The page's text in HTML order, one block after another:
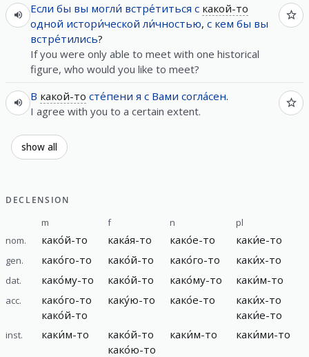
Если бы вы могли́ встре́титься с какой-то
одной истори́ческой ли́чностью, с кем бы вы
встре́тились?
If you were only able to meet with one historical
figure, who would you like to meet?
В какой-то сте́пени я с Вами согла́сен.
I agree with you to a certain extent.
show all
DECLENSION
m f n
pl
nom.
како́й-то кака́я-то како́е-то каки́е-то
gen. како́го-то како́й-то како́го-то каки́х-то
dat. како́му-то како́й-то како́му-то каки́м-то
acc.
како́го-то
како́й-то
каку́ю-то како́е-то
каки́х-то
каки́е-то
inst. каки́м-то
како́й-то
како́ю-то
каки́м-то каки́ми-то